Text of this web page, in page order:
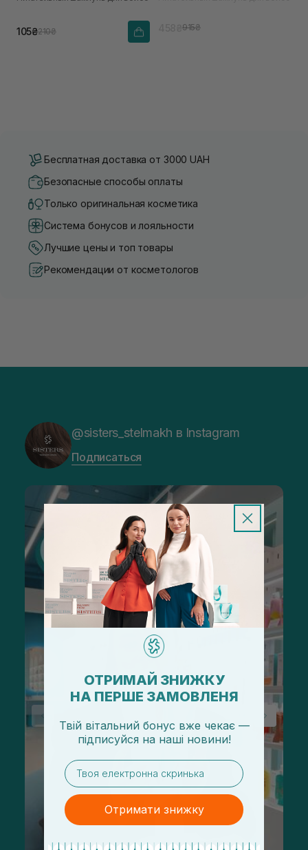
105₴210₴ 915₴
Бесплатная доставка от 3000 UAH
Безопасные способы оплаты
Только оригинальная косметика
Система бонусов и лояльности
Лучшие цены и топ товары
Рекомендации от косметологов
@sisters_stelmakh в Instagram
Подписаться
ОТРИМАЙ ЗНИЖКУ
НА ПЕРШЕ ЗАМОВЛЕНЯ
Твій вітальний бонус вже чекає —
підписуйся на наші новини!
email
Отримати знижку